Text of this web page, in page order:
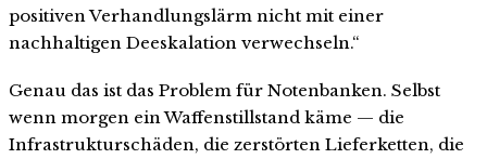
positiven Verhandlungslärm nicht mit einer
nachhaltigen Deeskalation verwechseln.“
Genau das ist das Problem für Notenbanken. Selbst
wenn morgen ein Waffenstillstand käme — die
Infrastrukturschäden, die zerstörten Lieferketten, die